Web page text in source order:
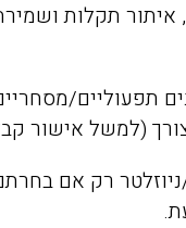
איתור תקלות
תפעוליים/
(למשל אישור
ניוזלטר רק אם